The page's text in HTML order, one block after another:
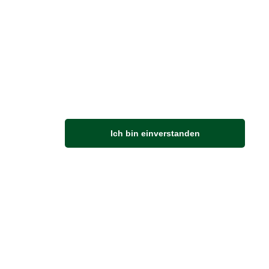
Ich bin einverstanden
Anfahrt